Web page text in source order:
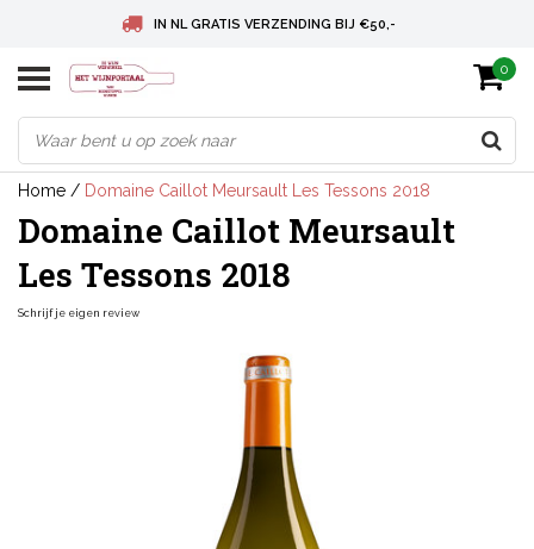
IN NL GRATIS VERZENDING BIJ €50,-
BELGIE GRATIS VERZENDING BIJ € 75
DEUTSCHLAND VERSANDKOSTENFREI AB € 75
0
Home / Domaine Caillot Meursault Les Tessons 2018
Domaine Caillot Meursault
Les Tessons 2018
Schrijf je eigen review